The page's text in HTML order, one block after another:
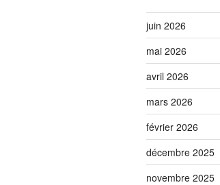
juin 2026
mai 2026
avril 2026
mars 2026
février 2026
décembre 2025
novembre 2025